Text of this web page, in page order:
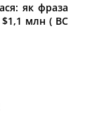
як фраза
$1,1 млн ( ВС